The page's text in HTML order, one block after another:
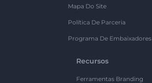
Mapa Do Site
Política De Parceria
Programa De Embaixadores
Recursos
Ferramentas Branding